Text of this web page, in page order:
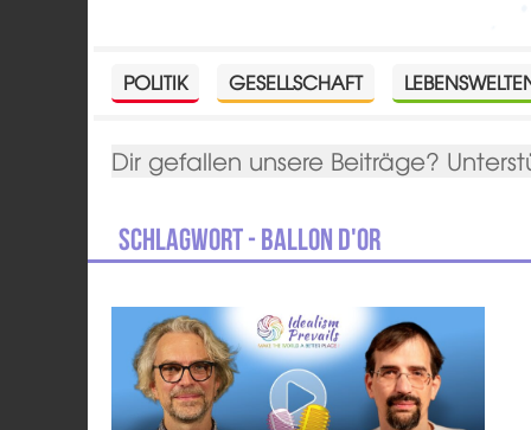
POLITIK GESELLSCHAFT
Dir gefallen unsere Beiträge?
Schlagwort - Ballon d'Or